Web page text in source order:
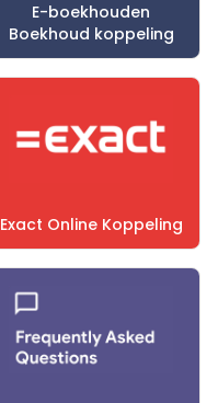
E-boekhouden
Boekhoud koppeling
Exact Online Koppeling